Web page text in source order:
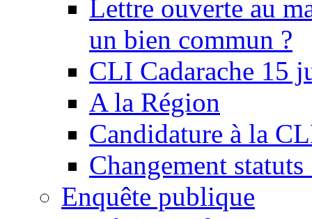
Lettre ouverte au
un bien commun ?
CLI Cadarache 15
A la Région
Candidature à la
Changement
Enquête publique